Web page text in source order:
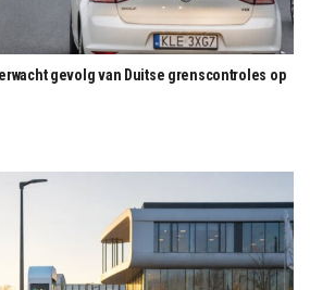
gevolg van Duitse grenscontroles op